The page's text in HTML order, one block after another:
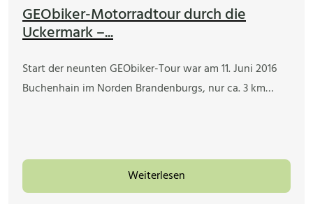
GEObiker-Motorradtour durch die
Uckermark –...
Start der neunten GEObiker-Tour war am 11. Juni 2016
Buchenhain im Norden Brandenburgs, nur ca. 3 km…
Weiterlesen